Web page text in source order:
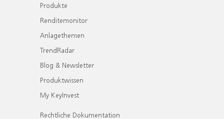
Produkte
Renditemonitor
Anlagethemen
TrendRadar
Blog & Newsletter
Produktwissen
My KeyInvest
Rechtliche Dokumentation